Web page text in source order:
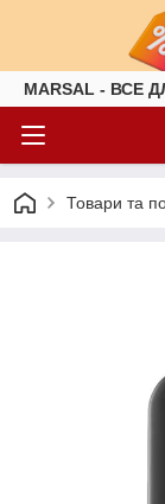
MARSAL - ВСЕ
Товари та